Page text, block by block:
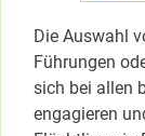
Die Auswahl
Führungen
sich bei allen
engagieren